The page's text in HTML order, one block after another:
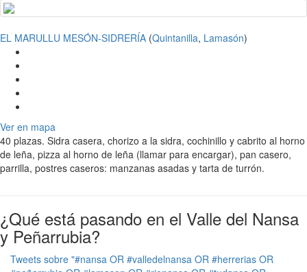
EL MARULLU MESÓN-SIDRERÍA (Quintanilla, Lamasón)
Ver en mapa
40 plazas. Sidra casera, chorizo a la sidra, cochinillo y cabrito al horno
de leña, pizza al horno de leña (llamar para encargar), pan casero,
parrilla, postres caseros: manzanas asadas y tarta de turrón.
¿Qué está pasando en el Valle del Nansa
y Peñarrubia?
Tweets sobre "#nansa OR #valledelnansa OR #herrerias OR